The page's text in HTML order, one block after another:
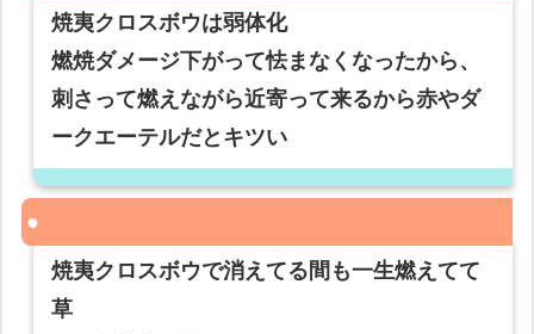
焼夷クロスボウは弱体化
燃焼ダメージ下がって怯まなくなったから、
刺さって燃えながら近寄って来るから赤やダ
ークエーテルだとキツい
焼夷クロスボウで消えてる間も一生燃えてて
草